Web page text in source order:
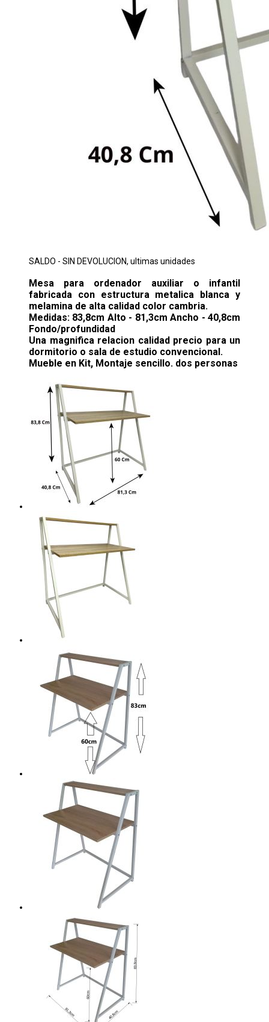
SALDO - SIN DEVOLUCION, ultimas unidades
Mesa para ordenador auxiliar o infantil
fabricada con estructura metalica blanca y
melamina de alta calidad color cambria.
Medidas: 83,8cm Alto - 81,3cm Ancho - 40,8cm
Fondo/profundidad
Una magnifica relacion calidad precio para un
dormitorio o sala de estudio convencional.
Mueble en Kit, Montaje sencillo. dos personas